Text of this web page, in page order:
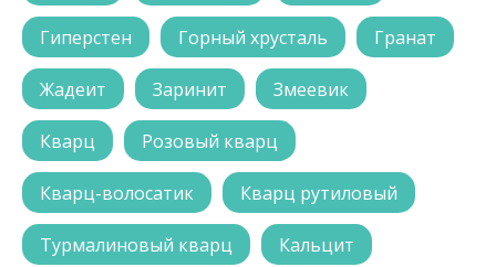
Гиперстен Горный хрусталь Гранат
Жадеит Заринит Змеевик
Кварц Розовый кварц
Кварц-волосатик Кварц рутиловый
Турмалиновый кварц Кальцит